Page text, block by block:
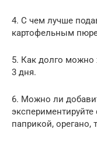
4. С чем лучше
картофельным
5. Как долго можно
3 дня.
6. Можно ли
паприкой, орегано,